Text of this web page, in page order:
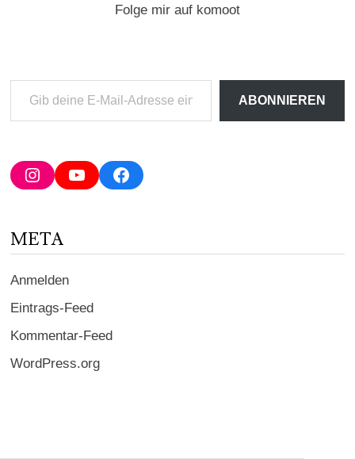
Folge mir auf komoot
deine
Adresse
ein ...
ABONNIEREN
InstagramYouTubeFacebook
META
Anmelden
Eintrags-Feed
Kommentar-Feed
WordPress.org